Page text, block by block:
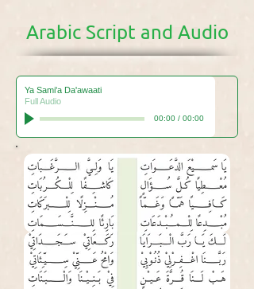
Arabic Script and Audio
Ya Sami'a Da'awaati
Full Audio
00:00/ 00:00